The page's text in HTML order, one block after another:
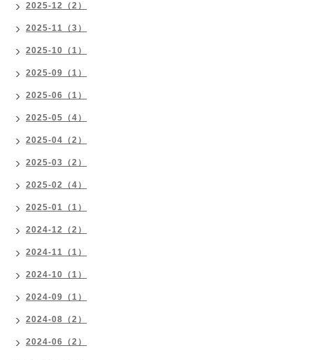
2025-12（2）
2025-11（3）
2025-10（1）
2025-09（1）
2025-06（1）
2025-05（4）
2025-04（2）
2025-03（2）
2025-02（4）
2025-01（1）
2024-12（2）
2024-11（1）
2024-10（1）
2024-09（1）
2024-08（2）
2024-06（2）